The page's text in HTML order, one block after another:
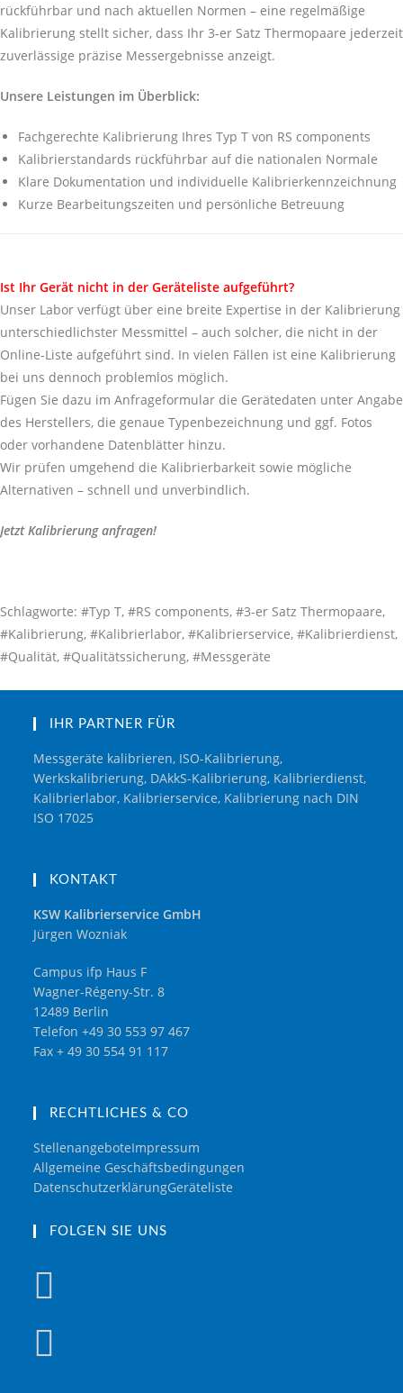
rückführbar und nach aktuellen Normen – eine regelmäßige
Kalibrierung stellt sicher, dass Ihr 3-er Satz Thermopaare jederzeit
zuverlässige präzise Messergebnisse anzeigt.
Unsere Leistungen im Überblick:
Fachgerechte Kalibrierung Ihres Typ T von RS components
Kalibrierstandards rückführbar auf die nationalen Normale
Klare Dokumentation und individuelle Kalibrierkennzeichnung
Kurze Bearbeitungszeiten und persönliche Betreuung
Ist Ihr Gerät nicht in der Geräteliste aufgeführt?
Unser Labor verfügt über eine breite Expertise in der Kalibrierung
unterschiedlichster Messmittel – auch solcher, die nicht in der
Online-Liste aufgeführt sind. In vielen Fällen ist eine Kalibrierung
bei uns dennoch problemlos möglich.
Fügen Sie dazu im Anfrageformular die Gerätedaten unter Angabe
des Herstellers, die genaue Typenbezeichnung und ggf. Fotos
oder vorhandene Datenblätter hinzu.
Wir prüfen umgehend die Kalibrierbarkeit sowie mögliche
Alternativen – schnell und unverbindlich.
Jetzt Kalibrierung anfragen!
Schlagworte: #Typ T, #RS components, #3-er Satz Thermopaare,
#Kalibrierung, #Kalibrierlabor, #Kalibrierservice, #Kalibrierdienst,
#Qualität, #Qualitätssicherung, #Messgeräte
IHR PARTNER FÜR
Messgeräte kalibrieren, ISO-Kalibrierung,
Werkskalibrierung, DAkkS-Kalibrierung, Kalibrierdienst,
Kalibrierlabor, Kalibrierservice, Kalibrierung nach DIN
ISO 17025
KONTAKT
KSW Kalibrierservice GmbH
Jürgen Wozniak
Campus ifp Haus F
Wagner-Régeny-Str. 8
12489 Berlin
Telefon +49 30 553 97 467
Fax + 49 30 554 91 117
RECHTLICHES & CO
StellenangeboteImpressum
Allgemeine Geschäftsbedingungen
DatenschutzerklärungGeräteliste
FOLGEN SIE UNS